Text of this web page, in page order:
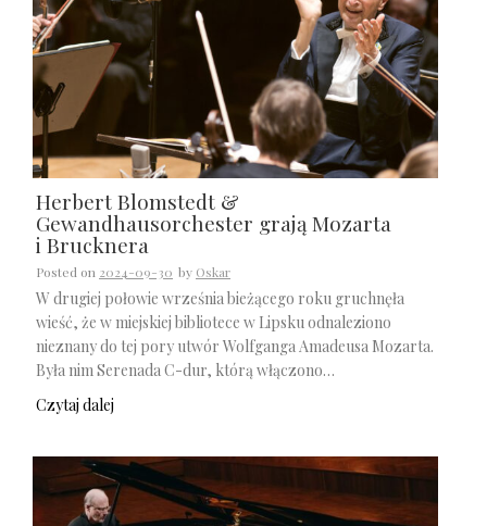
Herbert Blomstedt &
Gewandhausorchester grają Mozarta
i Brucknera
Posted on 2024-09-30 by Oskar
W drugiej połowie września bieżącego roku gruchnęła
wieść, że w miejskiej bibliotece w Lipsku odnaleziono
nieznany do tej pory utwór Wolfganga Amadeusa Mozarta.
Była nim Serenada C-dur, którą włączono…
Czytaj dalej